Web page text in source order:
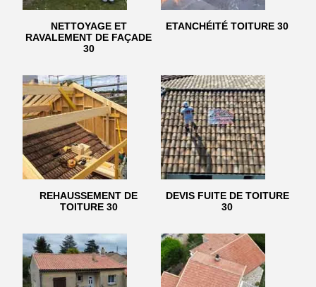
NETTOYAGE ET
RAVALEMENT DE FAÇADE
30
ETANCHÉITÉ TOITURE 30
REHAUSSEMENT DE
TOITURE 30
DEVIS FUITE DE TOITURE
30